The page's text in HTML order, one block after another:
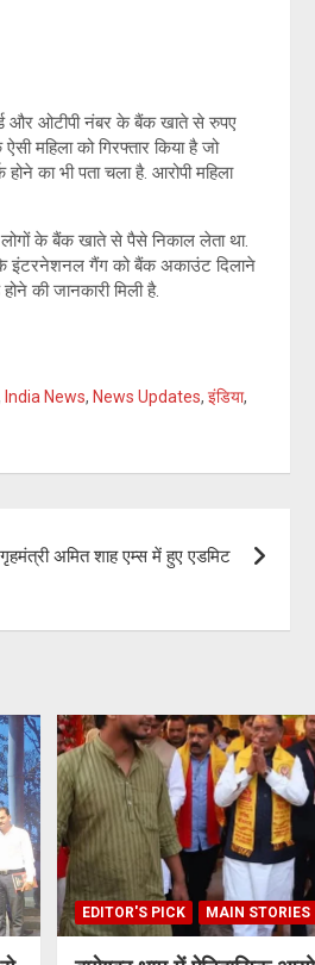
और ओटीपी नंबर के बैंक खाते से रुपए
महिला को गिरफ्तार किया है जो
का भी पता चला है. आरोपी महिला
के बैंक खाते से पैसे निकाल लेता था.
इंटरनेशनल गैंग को बैंक अकाउंट दिलाने
की जानकारी मिली है.
India News, News Updates, इंडिया,
अमित शाह एम्स में हुए एडमिट
EDITOR'S PICK MAIN STORIES